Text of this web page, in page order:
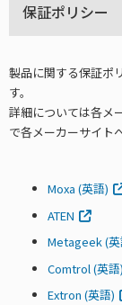
保証ポリシー
製品に関する保証ポ
す。
詳細については各メ
で各メーカーサイト
Moxa (英語)
ATEN
Metageek (英
Comtrol (英語)
Extron (英語)